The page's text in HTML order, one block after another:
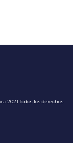
2021 Todos los derechos